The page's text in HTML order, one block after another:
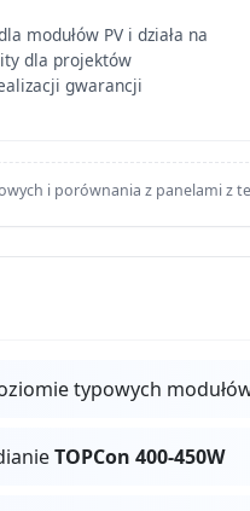
modułów PV i działa na
dla projektów
gwarancji
i porównania z panelami z
typowych
TOPCon 400-450W